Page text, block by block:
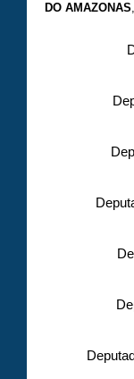
DO AMAZONAS